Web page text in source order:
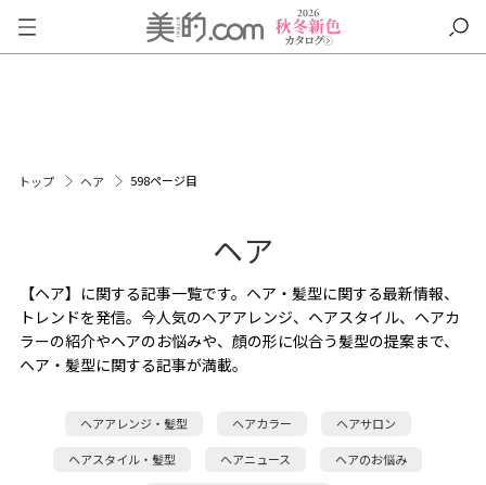
トップ ヘア 598ページ目
ヘア
【ヘア】に関する記事一覧です。ヘア・髪型に関する最新情報、
トレンドを発信。今人気のヘアアレンジ、ヘアスタイル、ヘアカ
ラーの紹介やヘアのお悩みや、顔の形に似合う髪型の提案まで、
ヘア・髪型に関する記事が満載。
ヘアアレンジ・髪型 ヘアカラー ヘアサロン
ヘアスタイル・髪型 ヘアニュース ヘアのお悩み